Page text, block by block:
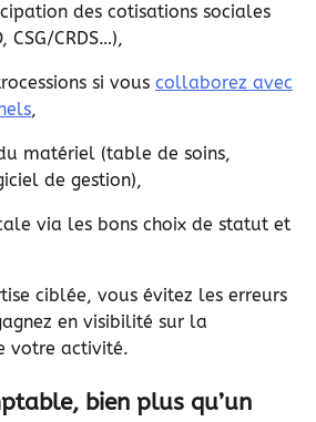
des cotisations sociales
CSG/CRDS…),
si vous collaborez avec
,
matériel (table de soins,
de gestion),
via les bons choix de statut et
ciblée, vous évitez les erreurs
en visibilité sur la
votre activité.
bien plus qu’un